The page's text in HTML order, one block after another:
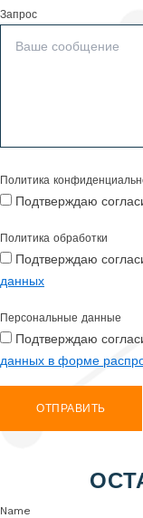
Запрос
Политика
Подтверждаю
Политика обработки
Подтверждаю
данных
Персональные данные
Подтверждаю
данных в форме
ОТПРАВИТЬ
Name